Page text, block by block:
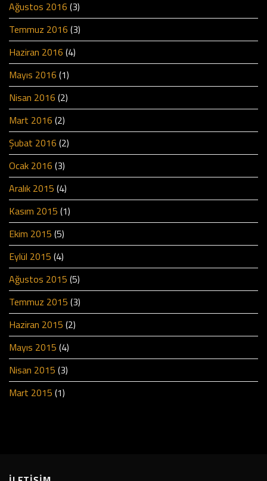
Ağustos 2016 (3)
Temmuz 2016 (3)
Haziran 2016 (4)
Mayıs 2016 (1)
Nisan 2016 (2)
Mart 2016 (2)
Şubat 2016 (2)
Ocak 2016 (3)
Aralık 2015 (4)
Kasım 2015 (1)
Ekim 2015 (5)
Eylül 2015 (4)
Ağustos 2015 (5)
Temmuz 2015 (3)
Haziran 2015 (2)
Mayıs 2015 (4)
Nisan 2015 (3)
Mart 2015 (1)